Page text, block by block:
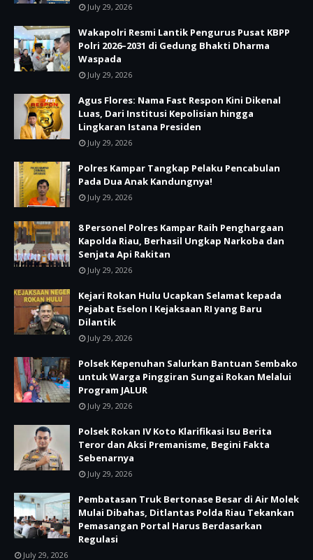
July 29, 2026
Wakapolri Resmi Lantik Pengurus Pusat KBPP
Polri 2026–2031 di Gedung Bhakti Dharma
Waspada
July 29, 2026
Agus Flores: Nama Fast Respon Kini Dikenal
Luas, Dari Institusi Kepolisian hingga
Lingkaran Istana Presiden
July 29, 2026
Polres Kampar Tangkap Pelaku Pencabulan
Pada Dua Anak Kandungnya!
July 29, 2026
8 Personel Polres Kampar Raih Penghargaan
Kapolda Riau, Berhasil Ungkap Narkoba dan
Senjata Api Rakitan
July 29, 2026
Kejari Rokan Hulu Ucapkan Selamat kepada
Pejabat Eselon I Kejaksaan RI yang Baru
Dilantik
July 29, 2026
Polsek Kepenuhan Salurkan Bantuan Sembako
untuk Warga Pinggiran Sungai Rokan Melalui
Program JALUR
July 29, 2026
Polsek Rokan IV Koto Klarifikasi Isu Berita
Teror dan Aksi Premanisme, Begini Fakta
Sebenarnya
July 29, 2026
Pembatasan Truk Bertonase Besar di Air Molek
Mulai Dibahas, Ditlantas Polda Riau Tekankan
Pemasangan Portal Harus Berdasarkan
Regulasi
July 29, 2026